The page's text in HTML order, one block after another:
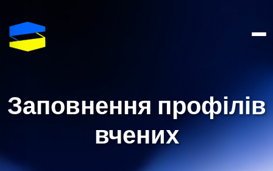
Заповнення профілів
вчених